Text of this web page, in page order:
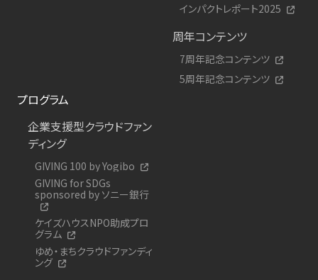
インパクトレポート2025
周年コンテンツ
7周年記念コンテンツ
5周年記念コンテンツ
プログラム
企業支援型クラウドファン
ディング
GIVING 100 by Yogibo
GIVING for SDGs
sponsored by ソニー銀行
ケイズハウスNPO助成プロ
グラム
ゆめ・まちクラウドファンディ
ング